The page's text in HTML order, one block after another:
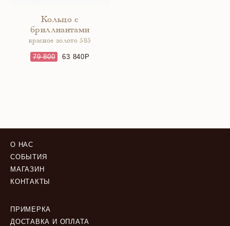
Кольцо с
бриллиантами
красное золото 585
79 800 63 840
О НАС
СОБЫТИЯ
МАГАЗИН
КОНТАКТЫ
ПРИМЕРКА
ДОСТАВКА И ОПЛАТА